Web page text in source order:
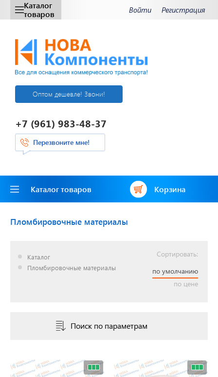
Каталог
товаров
Войти Регистрация
Оптом дешевле! Звони!
+7 (961) 983-48-37
Перезвоните мне!
Каталог товаров Корзина
Доставка до двери за
наш счет!
с нами выгодно
Открылся новый
склад
Пломбировочные материалы
Каталог
Пломбировочные материалы
Сортировать:
по умолчанию
по цене
Поиск по параметрам